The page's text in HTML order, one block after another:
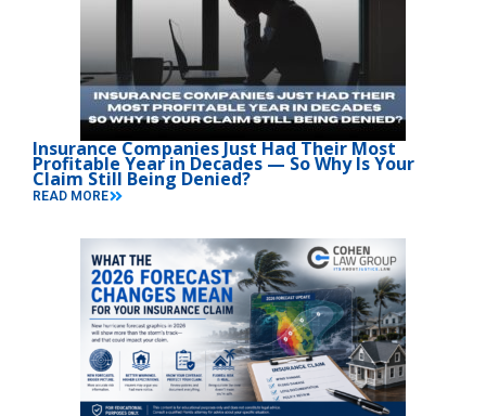
Insurance Companies Just Had Their Most
Profitable Year in Decades — So Why Is Your
Claim Still Being Denied?
READ MORE